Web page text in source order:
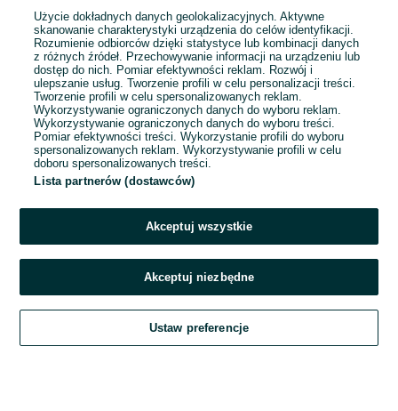
1 2 3 ... 28
Zadzwoń / SMS
Szukaj Obserwujesz Dodaj Czat Konto
Użycie dokładnych danych geolokalizacyjnych. Aktywne
skanowanie charakterystyki urządzenia do celów identyfikacji.
Rozumienie odbiorców dzięki statystyce lub kombinacji danych
z różnych źródeł. Przechowywanie informacji na urządzeniu lub
dostęp do nich. Pomiar efektywności reklam. Rozwój i
ulepszanie usług. Tworzenie profili w celu personalizacji treści.
Tworzenie profili w celu spersonalizowanych reklam.
Wykorzystywanie ograniczonych danych do wyboru reklam.
Wykorzystywanie ograniczonych danych do wyboru treści.
Pomiar efektywności treści. Wykorzystanie profili do wyboru
spersonalizowanych reklam. Wykorzystywanie profili w celu
doboru spersonalizowanych treści.
Lista partnerów (dostawców)
Akceptuj wszystkie
Akceptuj niezbędne
Ustaw preferencje